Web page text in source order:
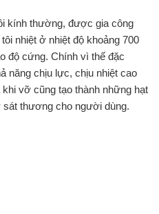
kính thường, được gia công
nhiệt ở nhiệt độ khoảng 700
độ cứng. Chính vì thế đặc
năng chịu lực, chịu nhiệt cao
vỡ cũng tạo thành những hạt
sát thương cho người dùng.